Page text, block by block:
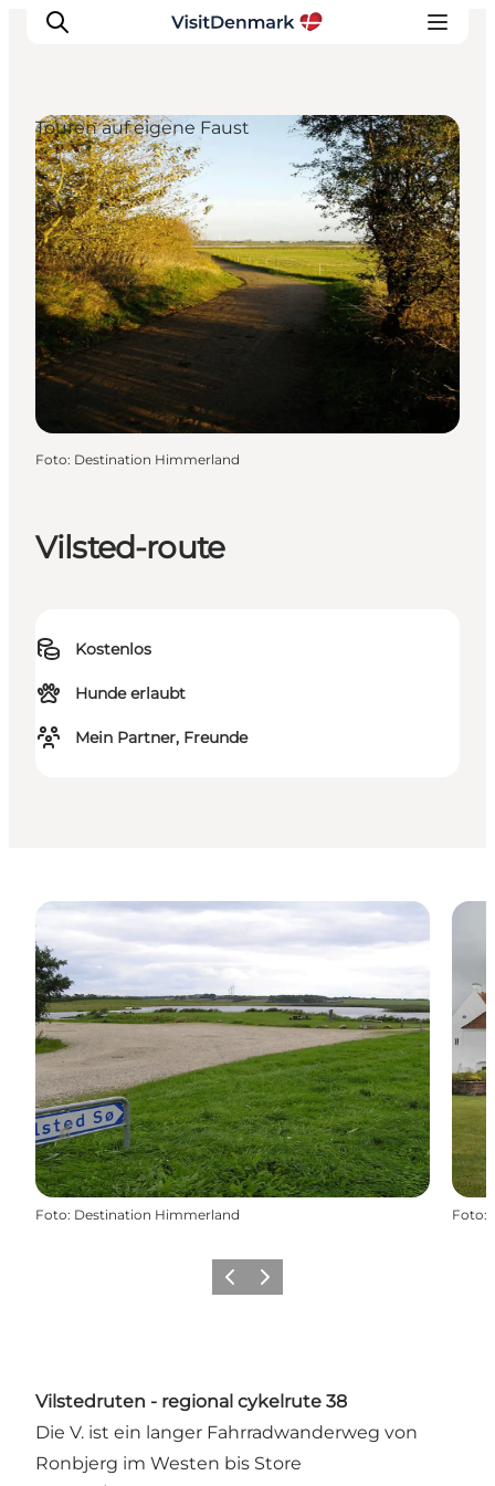
Inspiration
Regionen
Erlebnisse
Unterkünfte
Reiseplanung
Vilsted-route
Kostenlos
Hunde erlaubt
Mein Partner, Freunde
Touren auf eigene Faust
Foto: Destination Himmerland
Foto: Destination Himmerland Foto:
ZurückWeiter
Vilstedruten - regional cykelrute 38
Die V. ist ein langer Fahrradwanderweg von
Ronbjerg im Westen bis Store